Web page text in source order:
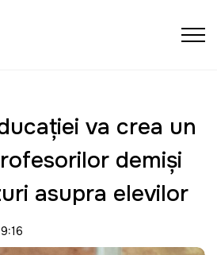
va crea un
demiși
asupra elevilor